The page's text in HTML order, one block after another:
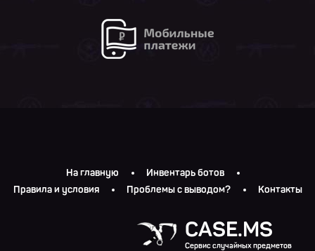
На главную
Инвентарь ботов
Правила и условия
Проблемы с выводом? Контакты
CASE.MS
Сервис случайных предметов